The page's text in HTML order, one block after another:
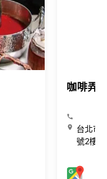
咖啡弄
台北市
號2樓